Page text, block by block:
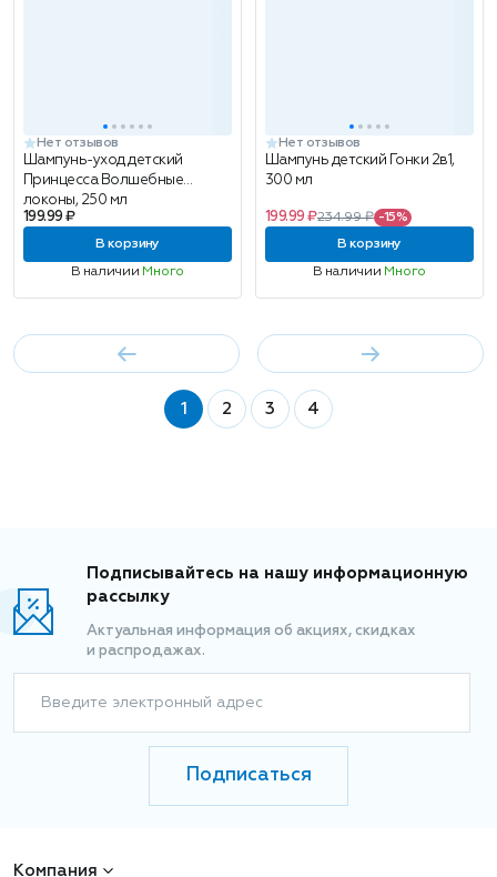
Нет отзывов
Шампунь-уход детский
Принцесса Волшебные
локоны, 250 мл
199.99 ₽
В корзину
В наличии Много
Нет отзывов
Шампунь детский Гонки 2в1,
300 мл
199.99 ₽234.99 ₽ -15%
В корзину
В наличии Много
1 2 3 4
Подписывайтесь на нашу информационную
рассылку
Актуальная информация об акциях, скидках
и распродажах.
Введите электронный адрес
Подписаться
Компания